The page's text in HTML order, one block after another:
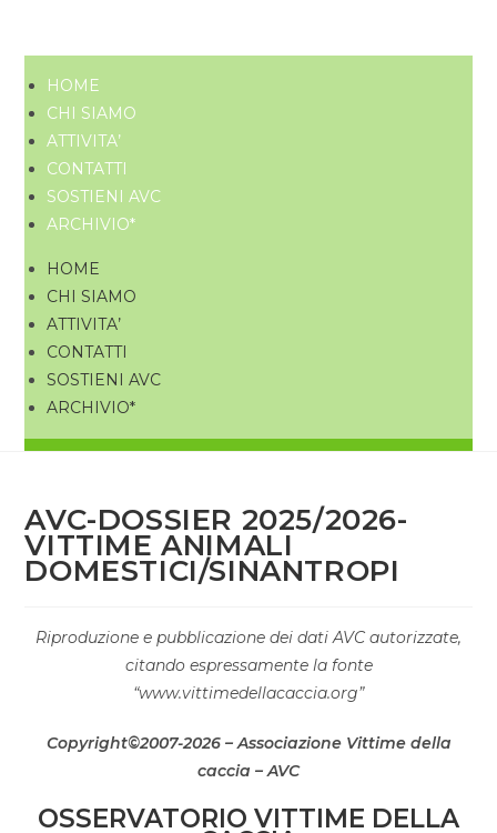
HOME
CHI SIAMO
ATTIVITA’
CONTATTI
SOSTIENI AVC
ARCHIVIO*
HOME
CHI SIAMO
ATTIVITA’
CONTATTI
SOSTIENI AVC
ARCHIVIO*
AVC-DOSSIER 2025/2026-
VITTIME ANIMALI
DOMESTICI/SINANTROPI
Riproduzione e pubblicazione dei dati AVC autorizzate,
citando espressamente la fonte
“www.vittimedellacaccia.org”
Copyright©2007-2026 – Associazione Vittime della
caccia – AVC
OSSERVATORIO VITTIME DELLA